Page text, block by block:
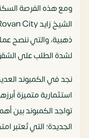
ومع هذه الفرصة
ذهبية، والتي ننصح
لشدة الطلب على
نجد في الكمبوند
استثمارية متميزة
تواجد الكمبوند بين
الجديدة؛ التي تُعتبر